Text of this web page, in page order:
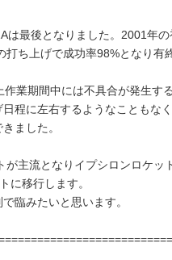
は最後となりました。 2001年の
打ち上げで成功率98%となり有
業期間中には不具合が発生す
日程に左右するようなこともな
ました。
が主流となりイプシロンロケッ
に移行します。
臨みたいと思います。